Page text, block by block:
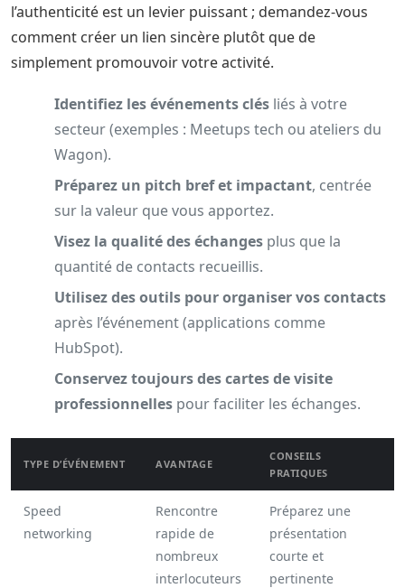
l’authenticité est un levier puissant ; demandez-vous
comment créer un lien sincère plutôt que de
simplement promouvoir votre activité.
Identifiez les événements clés liés à votre
secteur (exemples : Meetups tech ou ateliers du
Wagon).
Préparez un pitch bref et impactant, centrée
sur la valeur que vous apportez.
Visez la qualité des échanges plus que la
quantité de contacts recueillis.
Utilisez des outils pour organiser vos contacts
après l’événement (applications comme
HubSpot).
Conservez toujours des cartes de visite
professionnelles pour faciliter les échanges.
TYPE D’ÉVÉNEMENT AVANTAGE
CONSEILS
PRATIQUES
Speed
networking
Rencontre
rapide de
nombreux
interlocuteurs
Préparez une
présentation
courte et
pertinente